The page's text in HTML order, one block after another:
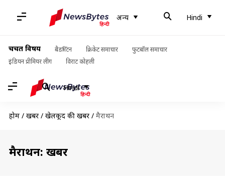
अन्य Hindi
चर्चित विषय बैडमिंटन क्रिकेट समाचार
फुटबॉल समाचार
इंडियन प्रीमियर लीग
विराट कोहली
Hindi
होम / खबरें / खेलकूद की खबरें / मैराथन
मैराथन: खबरें